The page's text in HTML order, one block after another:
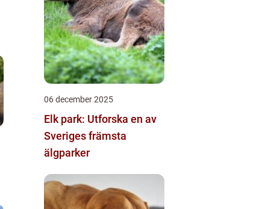
06 december 2025
Elk park: Utforska en av
Sveriges främsta
älgparker